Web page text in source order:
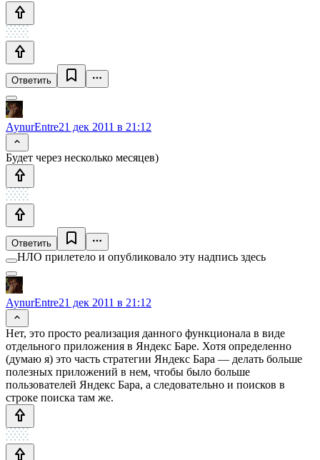
Ответить
AynurEntre21 дек 2011 в 21:12
Будет через несколько месяцев)
Ответить
НЛО прилетело и опубликовало эту надпись здесь
AynurEntre21 дек 2011 в 21:12
Нет, это просто реализация данного функционала в виде
отдельного приложения в Яндекс Баре. Хотя определенно
(думаю я) это часть стратегии Яндекс Бара — делать больше
полезных приложений в нем, чтобы было больше
пользователей Яндекс Бара, а следовательно и поисков в
строке поиска там же.